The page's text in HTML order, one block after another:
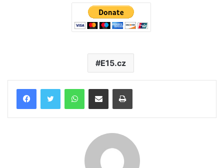
E15.cz
Poslat emailem